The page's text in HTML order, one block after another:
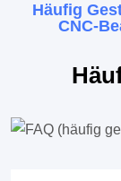
Häufig
CNC-